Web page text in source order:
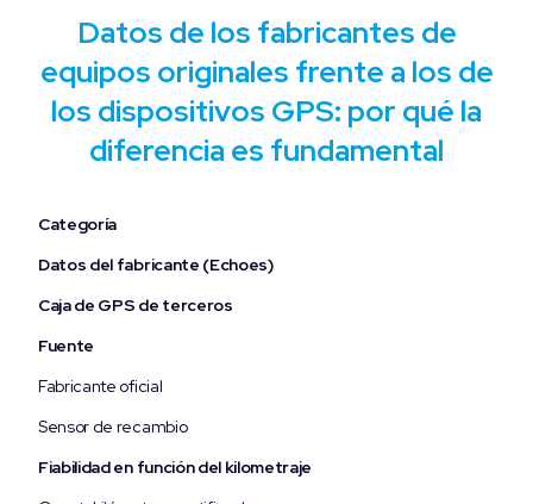
Datos de los fabricantes de
equipos originales frente a los de
los dispositivos GPS: por qué la
diferencia es fundamental
Categoría
Datos del fabricante (Echoes)
Caja de GPS de terceros
Fuente
Fabricante oficial
Sensor de recambio
Fiabilidad en función del kilometraje